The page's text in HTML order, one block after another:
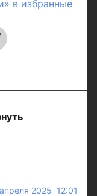
в избранные
2025 12:01